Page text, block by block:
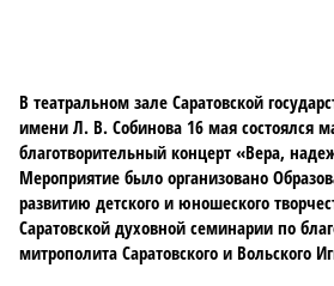
В театральном зале Саратовской
имени Л. В. Собинова 16 мая состоялся
благотворительный концерт «Вера,
Мероприятие было организовано
развитию детского и юношеского
Саратовской духовной семинарии по
митрополита Саратовского и Вольского